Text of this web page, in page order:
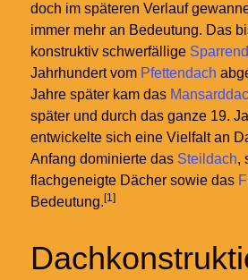
doch im späteren Verlauf
immer mehr an Bedeutung. Das
konstruktiv schwerfällige
Jahrhundert vom Pfettendach
Jahre später kam das
später und durch das ganze 19.
entwickelte sich eine Vielfalt an
Anfang dominierte das Steildach,
flachgeneigte Dächer sowie das
Bedeutung. [1]